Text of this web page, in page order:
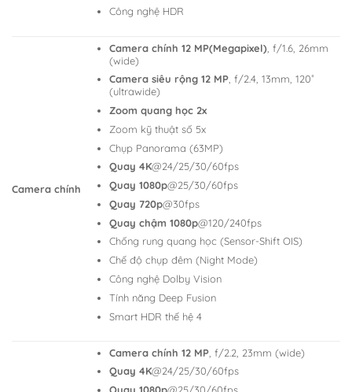
Công nghệ HDR
Camera chính
Camera chính 12 MP(Megapixel) , f/1.6, 26mm
(wide)
Camera siêu rộng 12 MP, f/2.4, 13mm, 120˚
(ultrawide)
Zoom quang học 2x
Zoom kỹ thuật số 5x
Chụp Panorama (63MP)
Quay 4K@24/25/30/60fps
Quay 1080p@25/30/60fps
Quay 720p@30fps
Quay chậm 1080p@120/240fps
Chống rung quang học (Sensor-Shift OIS)
Chế độ chụp đêm (Night Mode)
Công nghệ Dolby Vision
Tính năng Deep Fusion
Smart HDR thế hệ 4
Camera chính 12 MP , f/2.2, 23mm (wide)
Quay 4K@24/25/30/60fps